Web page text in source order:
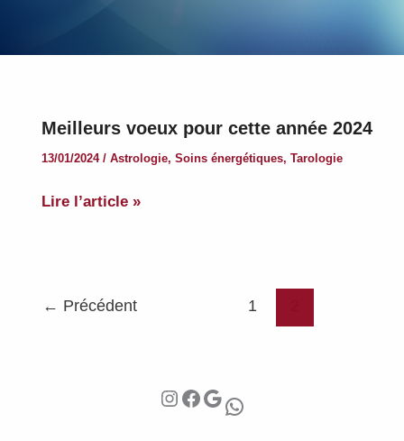
Meilleurs voeux pour cette année 2024
13/01/2024 / Astrologie, Soins énergétiques, Tarologie
Meilleurs
année
Lire l’article »
← Précédent 1
Instagram Facebook Google WhatsApp